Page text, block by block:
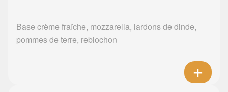
Base crème fraîche, mozzarella, lardons de dinde,
pommes de terre, reblochon